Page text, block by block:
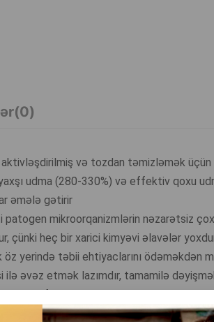
aktivləşdirilmiş və tozdan təmizləmək
udma (280-330%) və effektiv qoxu
əmələ gətirir
mikroorqanizmlərin nəzarətsiz
çünki heç bir xarici kimyəvi əlavələr
yerində təbii ehtiyaclarını ödəməkdən
əvəz etmək lazımdır, tamamilə
üçün kifayətdir